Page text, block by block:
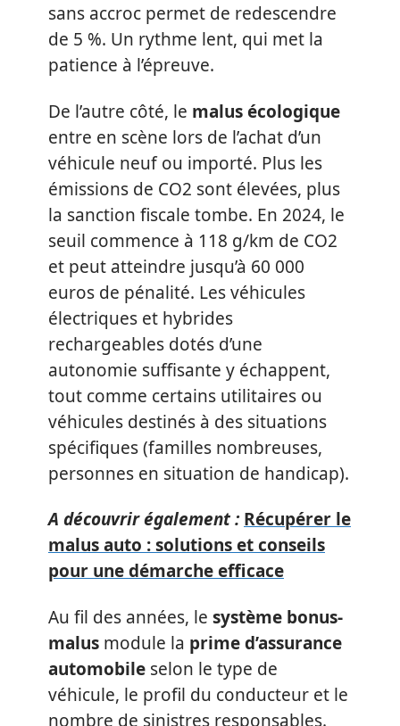
sans accroc permet de redescendre
de 5 %. Un rythme lent, qui met la
patience à l’épreuve.
De l’autre côté, le malus écologique
entre en scène lors de l’achat d’un
véhicule neuf ou importé. Plus les
émissions de CO2 sont élevées, plus
la sanction fiscale tombe. En 2024, le
seuil commence à 118 g/km de CO2
et peut atteindre jusqu’à 60 000
euros de pénalité. Les véhicules
électriques et hybrides
rechargeables dotés d’une
autonomie suffisante y échappent,
tout comme certains utilitaires ou
véhicules destinés à des situations
spécifiques (familles nombreuses,
personnes en situation de handicap).
A découvrir également : Récupérer le
malus auto : solutions et conseils
pour une démarche efficace
Au fil des années, le système bonus-
malus module la prime d’assurance
automobile selon le type de
véhicule, le profil du conducteur et le
nombre de sinistres responsables.